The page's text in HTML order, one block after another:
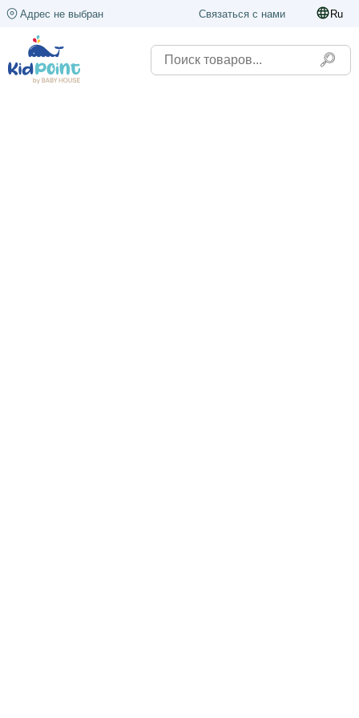
Адрес не выбран Связаться с нами Ru